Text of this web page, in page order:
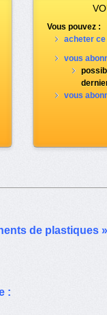
Vous pouvez :
acheter ce
vous
vous
de plastiques
: